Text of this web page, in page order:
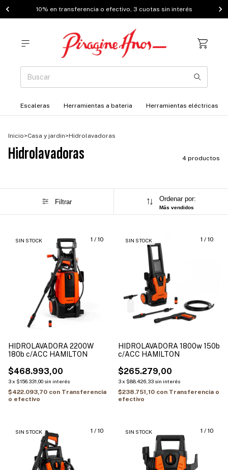
10% en transferencia o efectivo, 3 cuotas sin interés
Escaleras Herramientas a bateria Herramientas eléctricas
Inicio>Casa y jardin>Hidrolavadoras
Hidrolavadoras 4 productos
Filtrar Ordenar por:
Más vendidos
1 / 10
SIN STOCK
HIDROLAVADORA 2200W
180b c/ACC HAMILTON
$468.993,00
3x $156.331,00 sin interés
$422.093,70 con Transferencia
o efectivo
1 / 10
SIN STOCK
HIDROLAVADORA 1800w 150b
c/ACC HAMILTON
$265.279,00
3x $88.426,33 sin interés
$238.751,10 con Transferencia o
efectivo
1 / 10
SIN STOCK 1 / 10
SIN STOCK